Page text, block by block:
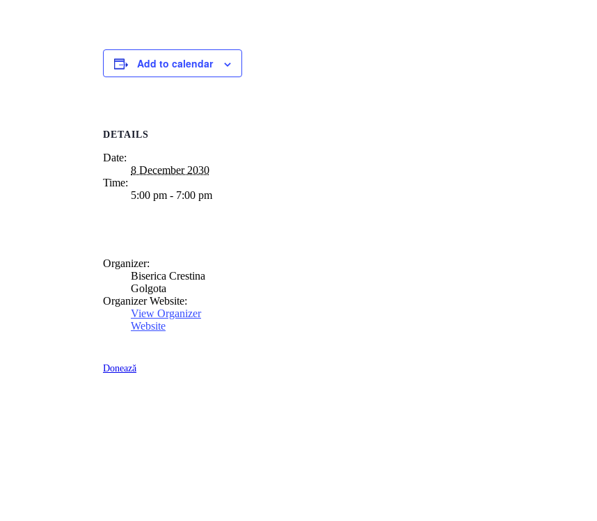
Add to calendar
DETAILS
Date:
8 December 2030
Time:
5:00 pm - 7:00 pm
Organizer:
Biserica Crestina
Golgota
Organizer Website:
View Organizer
Website
Donează